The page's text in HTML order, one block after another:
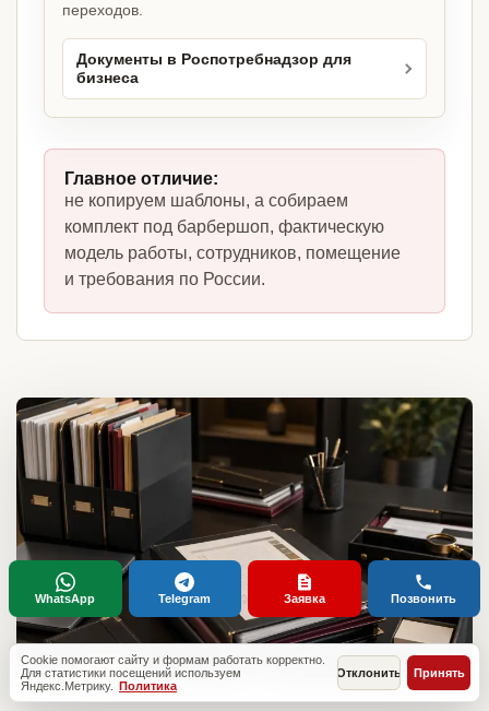
переходов.
Документы в Роспотребнадзор для
бизнеса
Главное отличие:
не копируем шаблоны, а собираем
комплект под барбершоп, фактическую
модель работы, сотрудников, помещение
и требования по России.
Cookie помогают сайту и формам работать корректно.
Для статистики посещений используем
Яндекс.Метрику. Политика
Отклонить Принять
WhatsApp Telegram Заявка Позвонить